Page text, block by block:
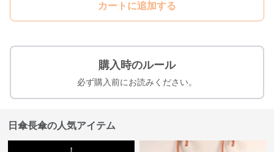
カートに追加する
購入時のルール
必ず購入前にお読みください。
日傘長傘の人気アイテム